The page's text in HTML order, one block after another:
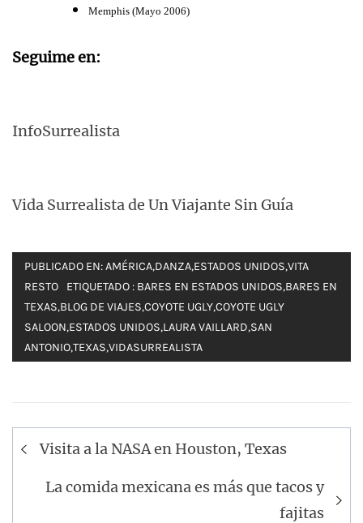
Memphis (Mayo 2006)
Seguime en:
InfoSurrealista
Vida Surrealista de Un Viajante Sin Guía
PUBLICADO EN:AMÉRICA,DANZA,ESTADOS UNIDOS,VITA
RESTO
ETIQUETADO : BARES EN ESTADOS UNIDOS,BARES EN
TEXAS,BLOG DE VIAJES,COYOTE UGLY,COYOTE UGLY
SALOON,ESTADOS UNIDOS,LAURA VAILLARD,SAN
ANTONIO,TEXAS,VIDASURREALISTA
Navegación
entradas
Visita a la NASA en Houston, Texas
La comida mexicana es más que tacos y
fajitas